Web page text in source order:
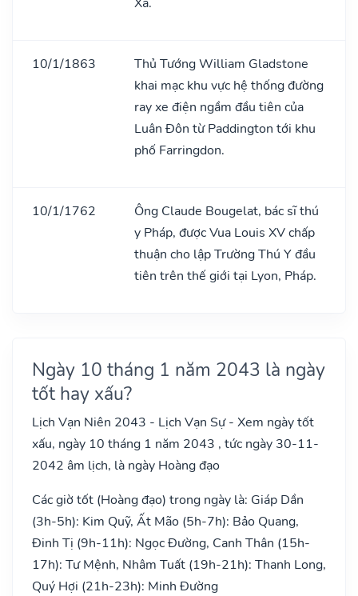
10/1/1863
Thủ Tướng William Gladstone
khai mạc khu vực hệ thống đường
ray xe điện ngầm đầu tiên của
Luân Đôn từ Paddington tới khu
phố Farringdon.
10/1/1762
Ông Claude Bougelat, bác sĩ thú
y Pháp, được Vua Louis XV chấp
thuận cho lập Trường Thú Y đầu
tiên trên thế giới tại Lyon, Pháp.
Ngày 10 tháng 1 năm 2043 là ngày
tốt hay xấu?
Lịch Vạn Niên 2043 - Lịch Vạn Sự - Xem ngày tốt
xấu, ngày 10 tháng 1 năm 2043 , tức ngày 30-11-
2042 âm lịch, là ngày Hoàng đạo
Các giờ tốt (Hoàng đạo) trong ngày là: Giáp Dần
(3h-5h): Kim Quỹ, Ất Mão (5h-7h): Bảo Quang,
Đinh Tị (9h-11h): Ngọc Đường, Canh Thân (15h-
17h): Tư Mệnh, Nhâm Tuất (19h-21h): Thanh Long,
Quý Hợi (21h-23h): Minh Đường